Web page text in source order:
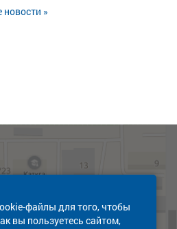
новости »
файлы для того, чтобы
вы пользуетесь сайтом,